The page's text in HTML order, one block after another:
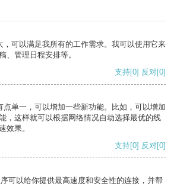
，可以满足我所有的工作需求。我可以使用它来
、管理日程安排等。
支持[0] 反对[0]
点单一，可以增加一些新功能。比如，可以增加
，这样就可以根据网络情况自动选择最优的线
效果。
支持[0] 反对[0]
可以给你提供最高速度和安全性的连接，并帮